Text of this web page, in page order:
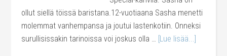
ollut siellä töissä baristana.12-vuotiaana Sasha menetti
molemmat vanhempansa ja joutui lastenkotiin. Onneksi
surullisissakin tarinoissa voi joskus olla … [Lue lisää...]